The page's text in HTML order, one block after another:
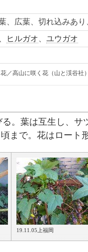
、広葉、切れ込みあ
ヒルガオ
ユウガオ
／高山に咲く花（山と渓谷社
。葉は互生し、
まで。花はロート
19.11.05上福岡